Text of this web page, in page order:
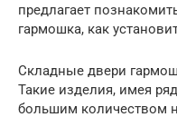
предлагает
гармошка, как
Складные двери
Такие изделия, имея
большим количеством